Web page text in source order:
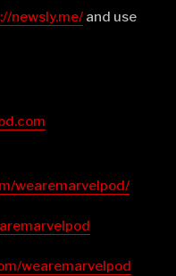
newsly.me/⁠⁠⁠⁠⁠⁠⁠⁠⁠⁠⁠⁠⁠⁠⁠⁠⁠⁠⁠⁠⁠⁠⁠⁠⁠⁠⁠⁠⁠⁠⁠⁠⁠⁠⁠⁠⁠⁠⁠⁠⁠⁠⁠⁠⁠⁠⁠⁠⁠⁠⁠⁠⁠⁠⁠⁠⁠⁠⁠⁠⁠⁠⁠⁠⁠⁠⁠⁠⁠⁠⁠⁠⁠⁠ and use
wearemarvelpod/⁠⁠⁠⁠⁠⁠⁠⁠⁠⁠⁠⁠⁠⁠⁠⁠⁠⁠⁠⁠⁠⁠⁠⁠⁠⁠⁠⁠⁠⁠⁠⁠⁠⁠⁠⁠⁠⁠⁠⁠⁠⁠⁠⁠⁠⁠⁠⁠⁠⁠⁠⁠⁠⁠⁠⁠⁠⁠⁠⁠⁠⁠⁠⁠⁠⁠⁠⁠⁠⁠⁠⁠⁠⁠
wearemarvelpod⁠⁠⁠⁠⁠⁠⁠⁠⁠⁠⁠⁠⁠⁠⁠⁠⁠⁠⁠⁠⁠⁠⁠⁠⁠⁠⁠⁠⁠⁠⁠⁠⁠⁠⁠⁠⁠⁠⁠⁠⁠⁠⁠⁠⁠⁠⁠⁠⁠⁠⁠⁠⁠⁠⁠⁠⁠⁠⁠⁠⁠⁠⁠⁠⁠⁠⁠⁠⁠⁠⁠⁠⁠⁠